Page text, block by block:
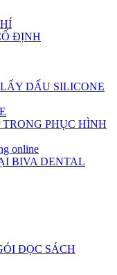
ĐỊNH
DẤU SILICONE
PHỤC HÌNH
online
BIVA DENTAL
ĐỌC SÁCH